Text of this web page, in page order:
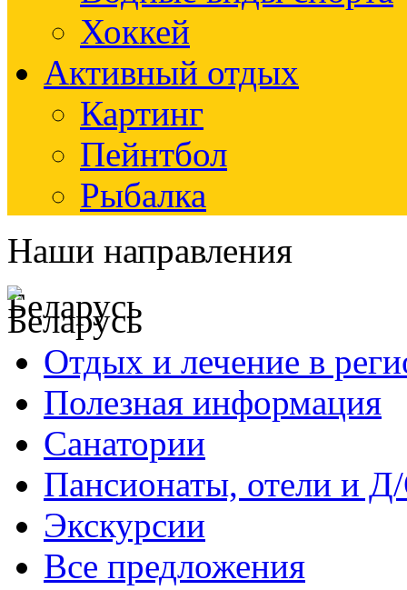
Хоккей
Активный отдых
Картинг
Пейнтбол
Рыбалка
Наши направления
Беларусь
Отдых и лечение в
Полезная информация
Санатории
Пансионаты, отели и
Экскурсии
Все предложения